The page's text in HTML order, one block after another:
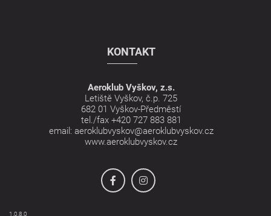
KONTAKT
Aeroklub Vyškov, z.s.
Letiště Vyškov, č.p. 725
682 01 Vyškov-Předměstí
tel./fax +420 727 883 881
email: aeroklubvyskov@aeroklubvyskov.cz
www.aeroklubvyskov.cz
1.0.8.0